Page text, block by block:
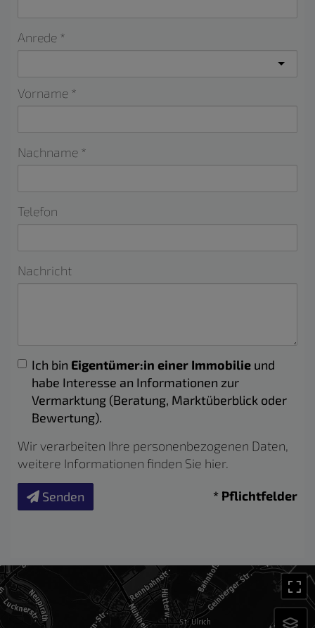
Anrede
Vorname
Nachname
Telefon
Nachricht
Ich bin Eigentümer:in einer Immobilie und
habe Interesse an Informationen zur
Vermarktung (Beratung, Marktüberblick oder
Bewertung).
Wir verarbeiten Ihre personenbezogenen Daten,
weitere Informationen finden Sie hier.
Senden * Pflichtfelder